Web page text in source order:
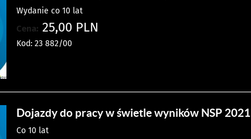
Wydanie co 10 lat
Cena: 25,00 PLN
Kod: 23 882/00
Dojazdy do pracy w świetle wyników NSP 2021
Co 10 lat